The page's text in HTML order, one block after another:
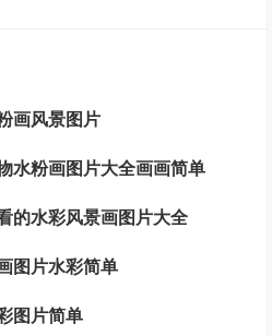
画风景图片
水粉画图片大全画画简单
的水彩风景画图片大全
图片水彩简单
图片简单